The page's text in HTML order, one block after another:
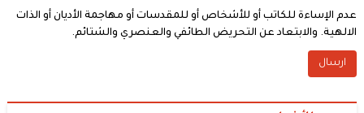
عدم الإساءة للكاتب أو للأشخاص أو للمقدسات أو مهاجمة الأديان أو الذات
الالهية. والابتعاد عن التحريض الطائفي والعنصري والشتائم.